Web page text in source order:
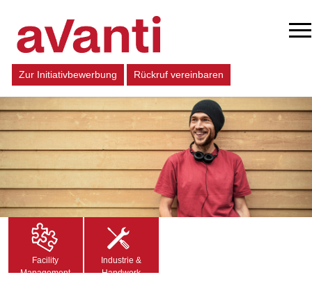
Zur Initiativbewerbung Rückruf vereinbaren
Facility
Management
Industrie &
Handwerk